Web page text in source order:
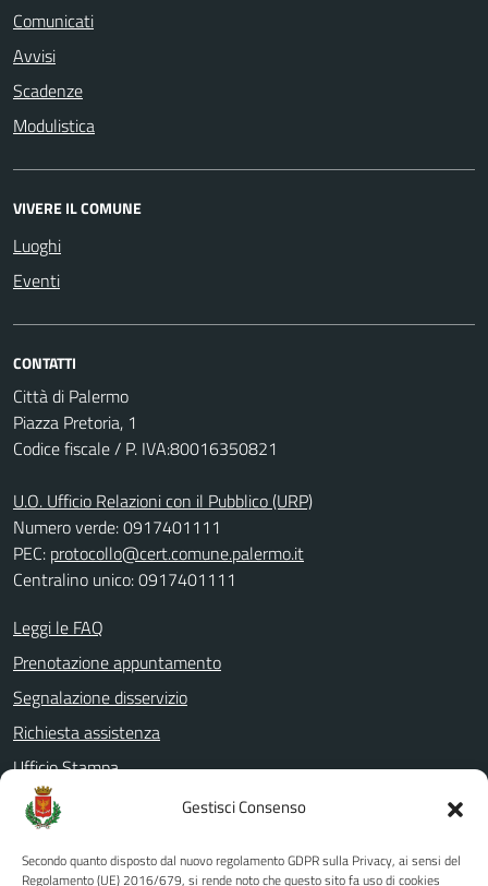
Gestisci Consenso
Secondo quanto disposto dal nuovo regolamento GDPR sulla Privacy, ai sensi del
Regolamento (UE) 2016/679, si rende noto che questo sito fa uso di cookies
Comunicati
Avvisi
Scadenze
Modulistica
VIVERE IL COMUNE
Luoghi
Eventi
CONTATTI
Città di Palermo
Piazza Pretoria, 1
Codice fiscale / P. IVA:80016350821
U.O. Ufficio Relazioni con il Pubblico (URP)
Numero verde: 0917401111
PEC: protocollo@cert.comune.palermo.it
Centralino unico: 0917401111
Leggi le FAQ
Prenotazione appuntamento
Segnalazione disservizio
Richiesta assistenza
Ufficio Stampa
Amministrazione Trasparente
Albo pretorio
Informativa privacy